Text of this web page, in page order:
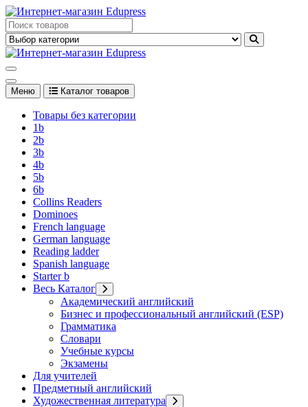
Перейти
к
содержимому
Edupress Uzbekistan, Edupress Узбекистан, книги, учебники на
английском языке
английском языке
Меню Каталог товаров
Товары без категории
1b
2b
3b
4b
5b
6b
Collins Readers
Dominoes
French language
German language
Reading ladder
Spanish language
Starter b
Весь Каталог
Академический английский
Бизнес и профессиональный английский (ESP)
Грамматика
Словари
Учебные курсы
Экзамены
Для учителей
Предметный английский
Художественная литература